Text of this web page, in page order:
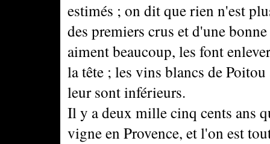
estimés ; on dit que rien n'est
des premiers crus et d'une
aiment beaucoup, les font
la tête ; les vins blancs de
leur sont inférieurs.
Il y a deux mille cinq cents ans
vigne en Provence, et l'on est